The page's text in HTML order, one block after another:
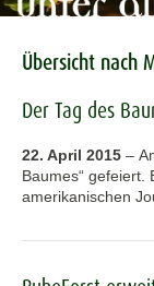
Übersicht nach
Der Tag des
22. April 2015 –
Baumes“ gefeiert.
amerikanischen